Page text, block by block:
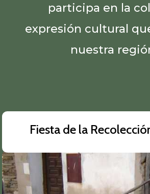
participa en la
expresión cultural
nuestra
Fiesta de la